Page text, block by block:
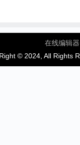
在线编辑器
© 2024, All Rights